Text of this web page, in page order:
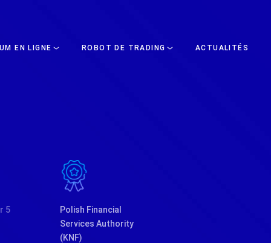
EN LIGNE ROBOT DE TRADING ACTUALITÉS
5
Polish Financial
Services Authority
(KNF)